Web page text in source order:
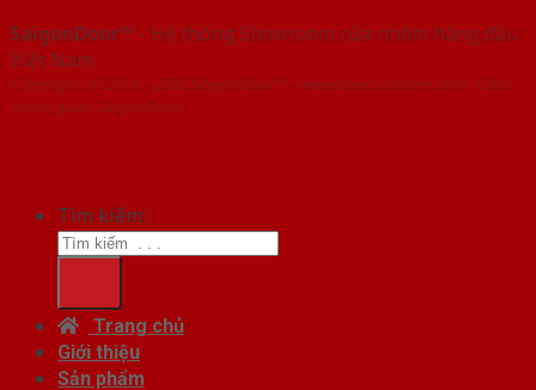
SaigonDoor™ - Hệ thống Showroom cửa nhôm hàng đầu
Việt Nam
Copyright ⓒ 2016 – 2026 SaigonDoor™ - www.bancuanhom.com | Đơn
vị chủ quản SaigonDoor
Tìm kiếm:
Trang chủ
Giới thiệu
Sản phẩm